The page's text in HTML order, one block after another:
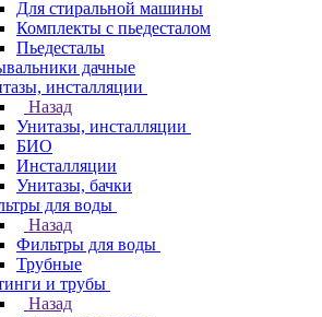
Для стиральной машины
Комплекты с пьедесталом
Пьедесталы
дачные
инсталляции
Назад
Унитазы, инсталляции
БИО
Инсталляции
Унитазы, бачки
для воды
Назад
Фильтры для воды
Трубные
и трубы
Назад